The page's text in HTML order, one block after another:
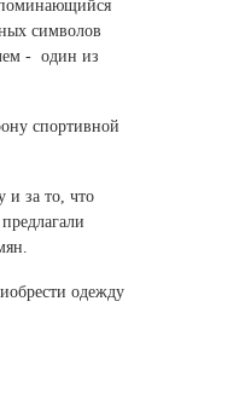
округ
символов
- один из
спортивной
и за то, что
одежду